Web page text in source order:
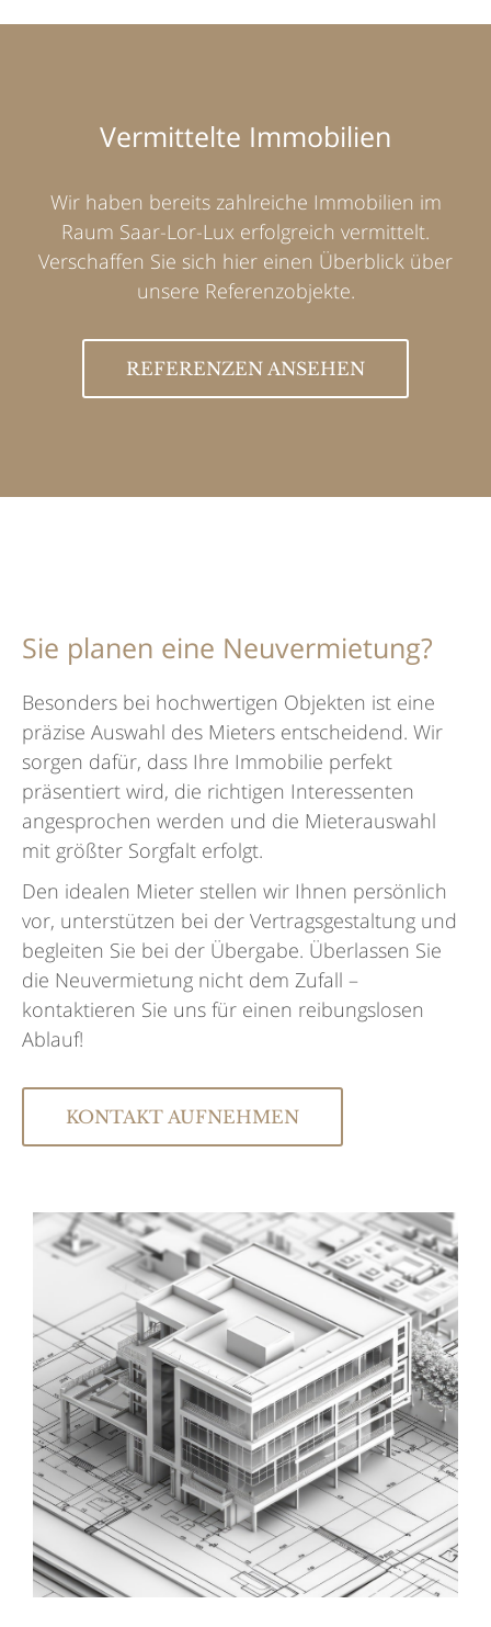
Vermittelte Immobilien
Wir haben bereits zahlreiche Immobilien im
Raum Saar-Lor-Lux erfolgreich vermittelt.
Verschaffen Sie sich hier einen Überblick über
unsere Referenzobjekte.
REFERENZEN ANSEHEN
Sie planen eine Neuvermietung?
Besonders bei hochwertigen Objekten ist eine
präzise Auswahl des Mieters entscheidend. Wir
sorgen dafür, dass Ihre Immobilie perfekt
präsentiert wird, die richtigen Interessenten
angesprochen werden und die Mieterauswahl
mit größter Sorgfalt erfolgt.
Den idealen Mieter stellen wir Ihnen persönlich
vor, unterstützen bei der Vertragsgestaltung und
begleiten Sie bei der Übergabe. Überlassen Sie
die Neuvermietung nicht dem Zufall –
kontaktieren Sie uns für einen reibungslosen
Ablauf!
KONTAKT AUFNEHMEN